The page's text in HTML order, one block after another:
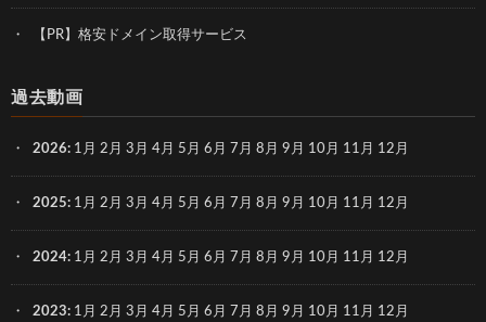
【PR】格安ドメイン取得サービス
過去動画
2026: 1月 2月 3月 4月 5月 6月 7月 8月 9月 10月 11月 12月
2025: 1月 2月 3月 4月 5月 6月 7月 8月 9月 10月 11月 12月
2024: 1月 2月 3月 4月 5月 6月 7月 8月 9月 10月 11月 12月
2023: 1月 2月 3月 4月 5月 6月 7月 8月 9月 10月 11月 12月